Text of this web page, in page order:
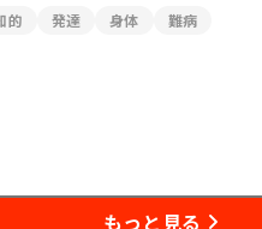
的 発達 身体 難病
もっと見る